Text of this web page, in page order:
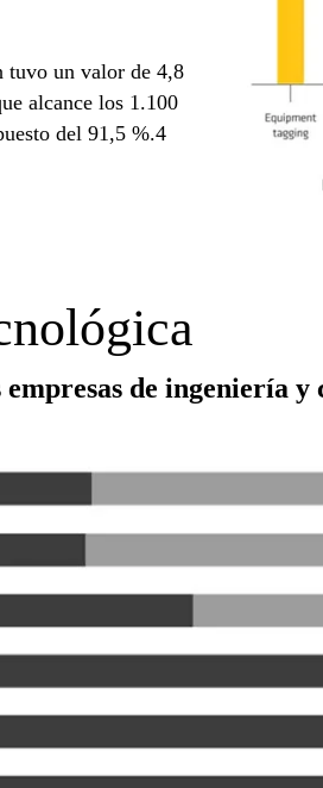
tuvo un valor de 4,8
alcance los 1.100
del 91,5 %.4
de ingeniería y